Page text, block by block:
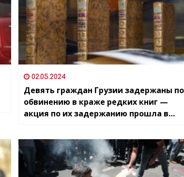
02.05.2024
Девять граждан Грузии задержаны по
обвинению в краже редких книг —
акция по их задержанию прошла в
несколько человек были задержаны
во Франции, Эстонии и Литве